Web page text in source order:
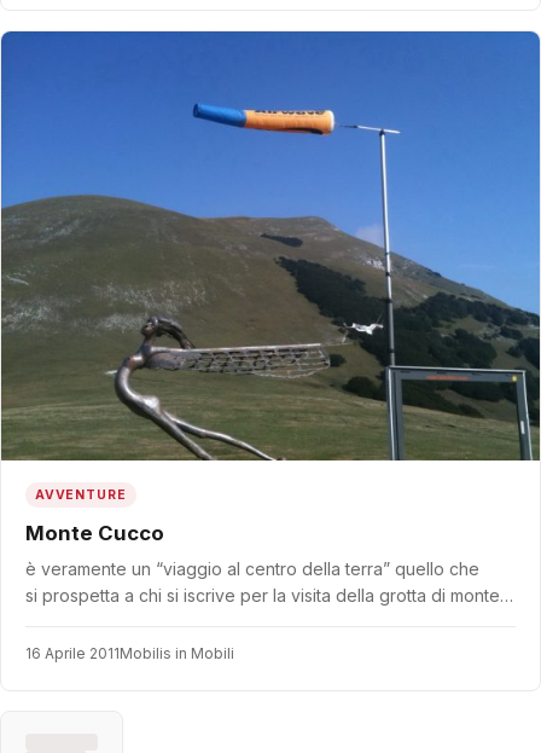
AVVENTURE
Monte Cucco
è veramente un “viaggio al centro della terra” quello che
si prospetta a chi si iscrive per la visita della grotta di monte…
16 Aprile 2011Mobilis in Mobili